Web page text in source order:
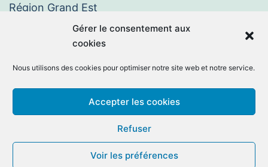
Gérer le consentement aux
cookies
Nous utilisons des cookies pour optimiser notre site web et notre service.
Accepter les cookies
Refuser
Voir les préférences
Région Grand Est
Paiement en ligne
Mentions légales Politique de confidentialité
Facebook
mail
Chambley-Bussières